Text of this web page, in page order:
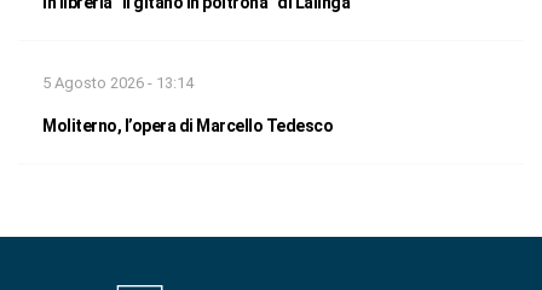
5 Agosto 2026 - 13:14
Moliterno, l’opera di Marcello Tedesco